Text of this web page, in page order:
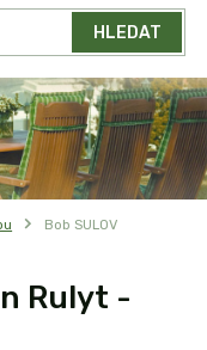
HLEDAT
Bob SULOV
Rulyt -